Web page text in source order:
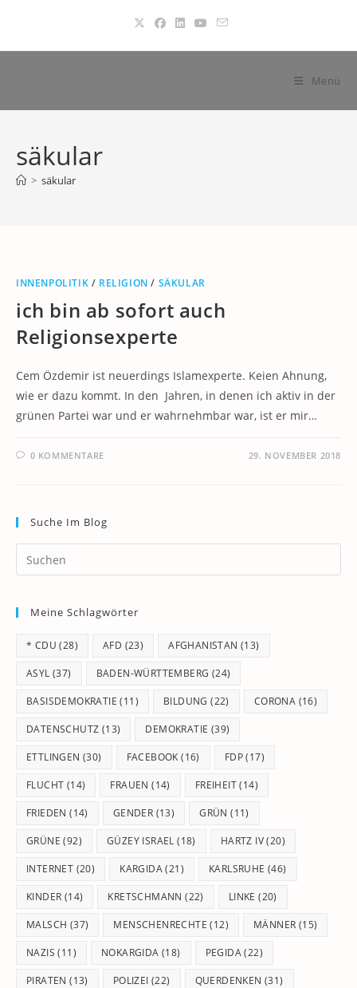
springen
Menü
säkular
> säkular
INNENPOLITIK / RELIGION / SÄKULAR
ich bin ab sofort auch
Religionsexperte
Cem Özdemir ist neuerdings Islamexperte. Keien Ahnung,
wie er dazu kommt. In den Jahren, in denen ich aktiv in der
grünen Partei war und er wahrnehmbar war, ist er mir…
0 KOMMENTARE 29. NOVEMBER 2018
Suche Im Blog
Meine Schlagwörter
* CDU (28) AFD (23) AFGHANISTAN (13)
ASYL (37) BADEN-WÜRTTEMBERG (24)
BASISDEMOKRATIE (11) BILDUNG (22) CORONA (16)
DATENSCHUTZ (13) DEMOKRATIE (39)
ETTLINGEN (30) FACEBOOK (16) FDP(17)
FLUCHT (14) FRAUEN (14) FREIHEIT(14)
FRIEDEN (14) GENDER (13) GRÜN (11)
GRÜNE (92) GÜZEY ISRAEL (18) HARTZ IV(20)
INTERNET (20) KARGIDA(21) KARLSRUHE (46)
KINDER (14) KRETSCHMANN (22) LINKE (20)
MALSCH (37) MENSCHENRECHTE (12) MÄNNER (15)
NAZIS (11) NOKARGIDA (18) PEGIDA(22)
PIRATEN (13) POLIZEI (22) QUERDENKEN (31)